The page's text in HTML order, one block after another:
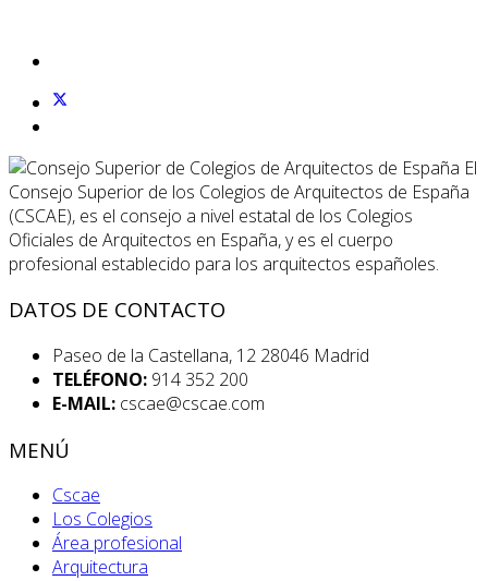
El
Consejo Superior de los Colegios de Arquitectos de España
(CSCAE), es el consejo a nivel estatal de los Colegios
Oficiales de Arquitectos en España, y es el cuerpo
profesional establecido para los arquitectos españoles.
DATOS DE CONTACTO
Paseo de la Castellana, 12 28046 Madrid
TELÉFONO: 914 352 200
E-MAIL: cscae@cscae.com
MENÚ
Cscae
Los Colegios
Área profesional
Arquitectura